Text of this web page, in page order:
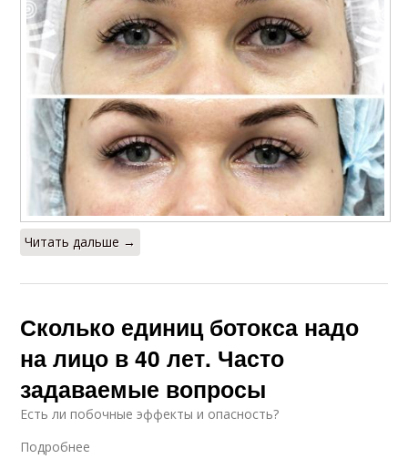
Салонный уход Домашний уход
Профессиональный
уход
Косметологические
кожи
Читать дальше →
Сколько единиц ботокса надо
на лицо в 40 лет. Часто
задаваемые вопросы
Есть ли побочные эффекты и опасность?
Подробнее